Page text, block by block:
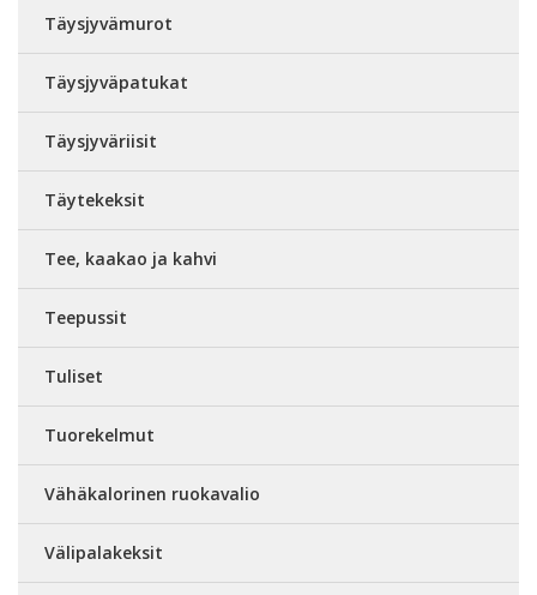
Täysjyvämurot
Täysjyväpatukat
Täysjyväriisit
Täytekeksit
Tee, kaakao ja kahvi
Teepussit
Tuliset
Tuorekelmut
Vähäkalorinen ruokavalio
Välipalakeksit